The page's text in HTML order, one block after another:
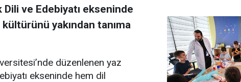
ve Edebiyatı ekseninde
yakından tanıma
düzenlenen yaz
ekseninde hem dil